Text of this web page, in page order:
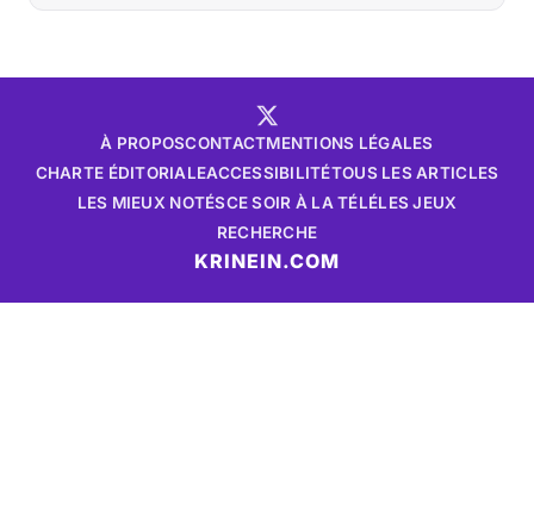
À PROPOSCONTACTMENTIONS LÉGALES
CHARTE ÉDITORIALEACCESSIBILITÉTOUS LES ARTICLES
LES MIEUX NOTÉSCE SOIR À LA TÉLÉLES JEUX
RECHERCHE
KRINEIN.COM